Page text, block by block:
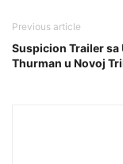
Previous article
Suspicion Trailer sa
Thurman u Novoj